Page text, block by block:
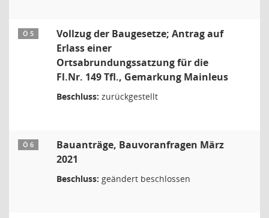
Ö 5
Vollzug der Baugesetze; Antrag auf
Erlass einer
Ortsabrundungssatzung für die
Fl.Nr. 149 Tfl., Gemarkung Mainleus
Beschluss: zurückgestellt
Ö 6
Bauanträge, Bauvoranfragen März
2021
Beschluss: geändert beschlossen